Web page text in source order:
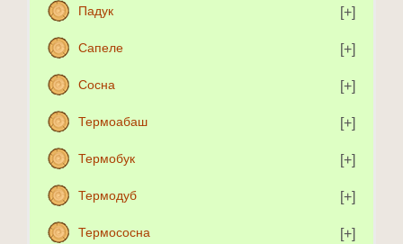
Падук
Сапеле
Сосна
Термоабаш
Термобук
Термодуб
Термососна